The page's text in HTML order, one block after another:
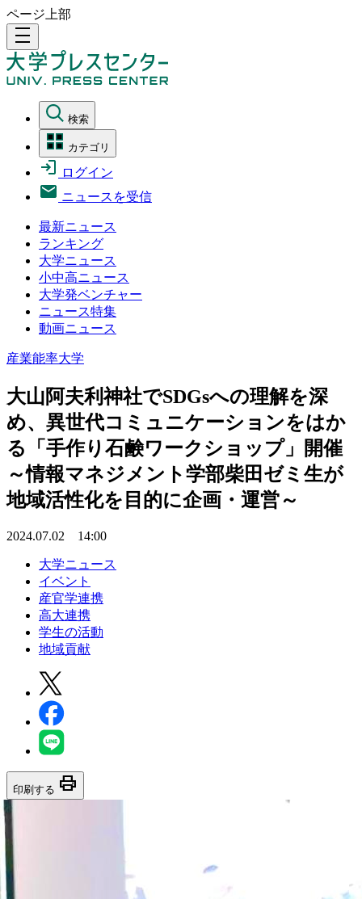
ページ上部
density_medium
検索
カテゴリ
ログイン
ニュースを受信
最新ニュース
ランキング
大学ニュース
小中高ニュース
大学発ベンチャー
ニュース特集
動画ニュース
産業能率大学
大山阿夫利神社でSDGsへの理解を深
め、異世代コミュニケーションをはか
る「手作り石鹸ワークショップ」開催
～情報マネジメント学部柴田ゼミ生が
地域活性化を目的に企画・運営～
2024.07.02 14:00
大学ニュース
イベント
産官学連携
高大連携
学生の活動
地域貢献
印刷する print